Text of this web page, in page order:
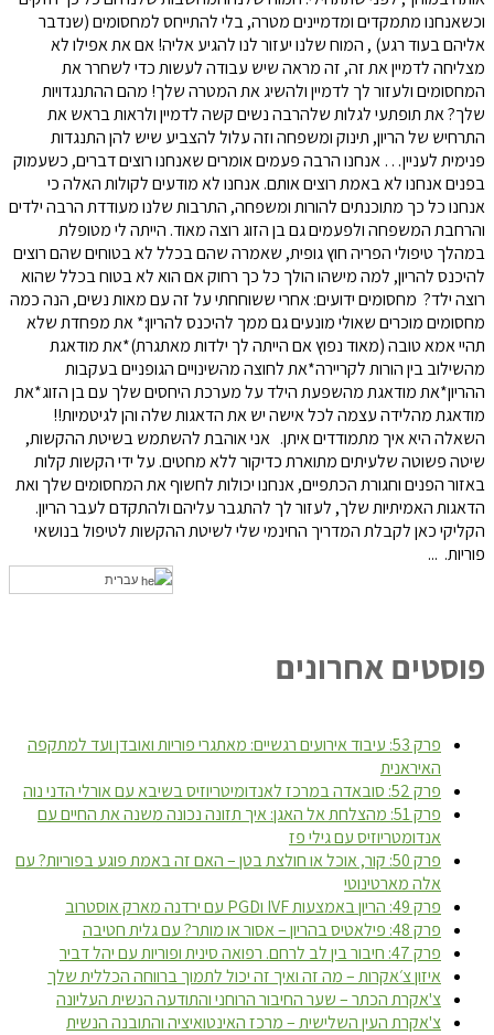
וכשאנחנו מתמקדים ומדמיינים מטרה, בלי להתייחס למחסומים (שנדבר
אליהם בעוד רגע) , המוח שלנו יעזור לנו להגיע אליה! אם את אפילו לא
מצליחה לדמיין את זה, זה מראה שיש עבודה לעשות כדי לשחרר את
המחסומים ולעזור לך לדמיין ולהשיג את המטרה שלך! מהם ההתנגדויות
שלך? את תופתעי לגלות שלהרבה נשים קשה לדמיין ולראות בראש את
התרחיש של הריון, תינוק ומשפחה וזה עלול להצביע שיש להן התנגדות
פנימית לעניין… אנחנו הרבה פעמים אומרים שאנחנו רוצים דברים, כשעמוק
בפנים אנחנו לא באמת רוצים אותם. אנחנו לא מודעים לקולות האלה כי
אנחנו כל כך מתוכנתים להורות ומשפחה, התרבות שלנו מעודדת הרבה ילדים
והרחבת המשפחה ולפעמים גם בן הזוג רוצה מאוד. הייתה לי מטופלת
במהלך טיפולי הפריה חוץ גופית, שאמרה שהם בכלל לא בטוחים שהם רוצים
להיכנס להריון, למה מישהו הולך כל כך רחוק אם הוא לא בטוח בכלל שהוא
רוצה ילד? מחסומים ידועים: אחרי ששוחחתי על זה עם מאות נשים, הנה כמה
מחסומים מוכרים שאולי מונעים גם ממך להיכנס להריון:* את מפחדת שלא
תהיי אמא טובה (מאוד נפוץ אם הייתה לך ילדות מאתגרת)*את מודאגת
מהשילוב בין הורות לקריירה*את לחוצה מהשינויים הגופניים בעקבות
ההריון*את מודאגת מהשפעת הילד על מערכת היחסים שלך עם בן הזוג*את
מודאגת מהלידה עצמה לכל אישה יש את הדאגות שלה והן לגיטמיות!!
השאלה היא איך מתמודדים איתן. אני אוהבת להשתמש בשיטת ההקשות,
שיטה פשוטה שלעיתים מתוארת כדיקור ללא מחטים. על ידי הקשות קלות
באזור הפנים וחגורת הכתפיים, אנחנו יכולות לחשוף את המחסומים שלך ואת
הדאגות האמיתיות שלך, לעזור לך להתגבר עליהם ולהתקדם לעבר הריון.
הקליקי כאן לקבלת המדריך החינמי שלי לשיטת ההקשות לטיפול בנושאי
פוריות. ...
עברית
פוסטים אחרונים
פרק 53: עיבוד אירועים רגשיים: מאתגרי פוריות ואובדן ועד למתקפה
האיראנית
פרק 52: סובאדה במרכז לאנדומיטריוזיס בשיבא עם אורלי הדני נוה
פרק 51: מהצלחת אל האגן: איך תזונה נכונה משנה את החיים עם
אנדומטריוזיס עם גילי פז
פרק 50: קור, אוכל או חולצת בטן – האם זה באמת פוגע בפוריות? עם
אלה מארטינוטי
פרק 49: הריון באמצעות IVF וPGD עם ירדנה מארק אוסטרוב
פרק 48: פילאטיס בהריון – אסור או מותר? עם גלית חטיבה
פרק 47: חיבור בין לב לרחם. רפואה סינית ופוריות עם יהל דביר
איזון צ׳אקרות – מה זה ואיך זה יכול לתמוך ברווחה הכללית שלך
צ'אקרת הכתר – שער החיבור הרוחני והתודעה הנשית העליונה
צ'אקרת העין השלישית – מרכז האינטואיציה והתובנה הנשית